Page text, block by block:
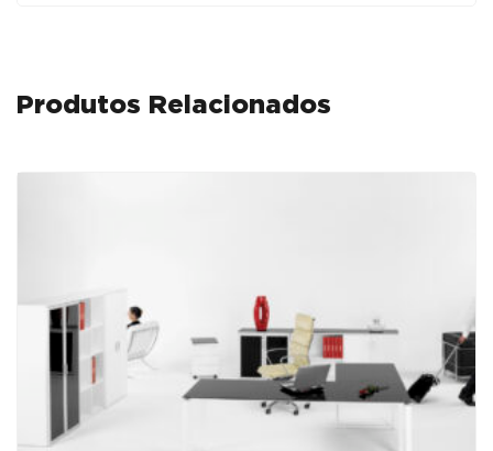
Produtos Relacionados